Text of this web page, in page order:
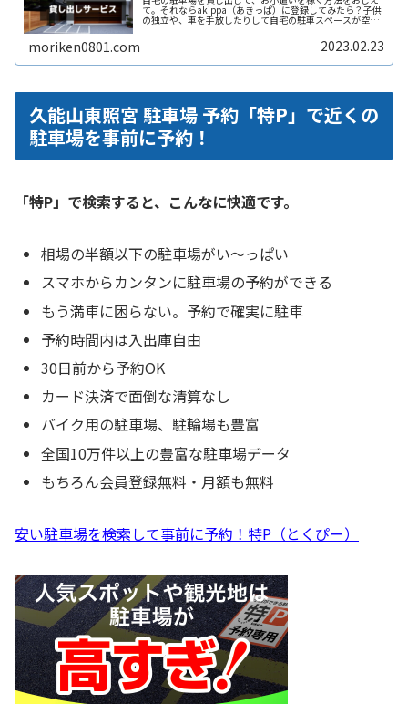
て。それならakippa（あきっぱ）に登録してみたら？子供
の独立や、車を手放したりして自宅の駐車スペースが空い
moriken0801.com 2023.02.23
久能山東照宮 駐車場 予約「特P」で近くの
駐車場を事前に予約！
「特P」で検索すると、こんなに快適です。
相場の半額以下の駐車場がい〜っぱい
スマホからカンタンに駐車場の予約ができる
もう満車に困らない。予約で確実に駐車
予約時間内は入出庫自由
30日前から予約OK
カード決済で面倒な清算なし
バイク用の駐車場、駐輪場も豊富
全国10万件以上の豊富な駐車場データ
もちろん会員登録無料・月額も無料
安い駐車場を検索して事前に予約！特P（とくぴー）